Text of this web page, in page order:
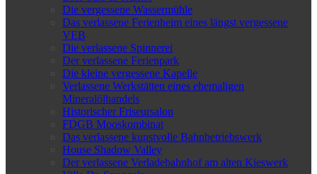
Die vergessene Wassermühle
Das verlassene Ferienheim eines längst vergessene
VEB
Die verlassene Spinnerei
Der verlassene Ferienpark
Die kleine vergessene Kapelle
Verlassene Werkstätten eines ehemaligen
Mineralölhandels
Historischer Friseursalon
FDGB Mooskombinat
Das verlassene kunstvolle Bahnbetriebswerk
House Shadow Valley
Der verlassene Verladebahnhof am alten Kieswerk